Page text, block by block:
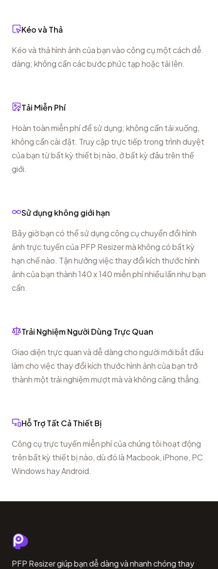
Kéo và Thả
Kéo và thả hình ảnh của bạn vào công cụ một cách dễ
dàng; không cần các bước phức tạp hoặc tải lên.
Tải Miễn Phí
Hoàn toàn miễn phí để sử dụng; không cần tải xuống,
không cần cài đặt. Truy cập trực tiếp trong trình duyệt
của bạn từ bất kỳ thiết bị nào, ở bất kỳ đâu trên thế
giới.
Sử dụng không giới hạn
Bây giờ bạn có thể sử dụng công cụ chuyển đổi hình
ảnh trực tuyến của PFP Resizer mà không có bất kỳ
hạn chế nào. Tận hưởng việc thay đổi kích thước hình
ảnh của bạn thành 140 x 140 miễn phí nhiều lần như bạn
cần.
Trải Nghiệm Người Dùng Trực Quan
Giao diện trực quan và dễ dàng cho người mới bắt đầu
làm cho việc thay đổi kích thước hình ảnh của bạn trở
thành một trải nghiệm mượt mà và không căng thẳng.
Hỗ Trợ Tất Cả Thiết Bị
Công cụ trực tuyến miễn phí của chúng tôi hoạt động
trên bất kỳ thiết bị nào, dù đó là Macbook, iPhone, PC
Windows hay Android.
PFP Resizer giúp bạn dễ dàng và nhanh chóng thay